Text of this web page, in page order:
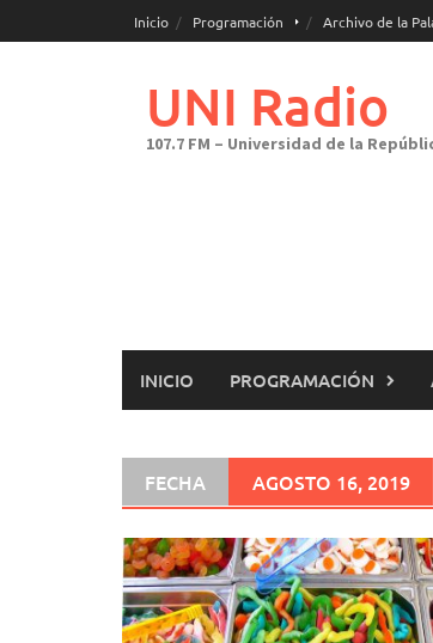
al
Inicio Programación Archivo de la
UNI Radio
107.7 FM – Universidad de la
INICIO PROGRAMACIÓN
FECHA AGOSTO 16, 2019